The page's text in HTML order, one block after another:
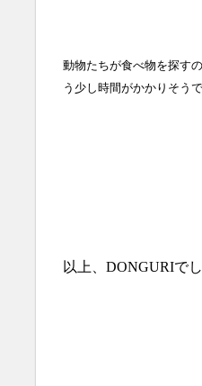
動物たちが食べ物を探す
う少し時間がかかりそう
以上、DONGURIでし